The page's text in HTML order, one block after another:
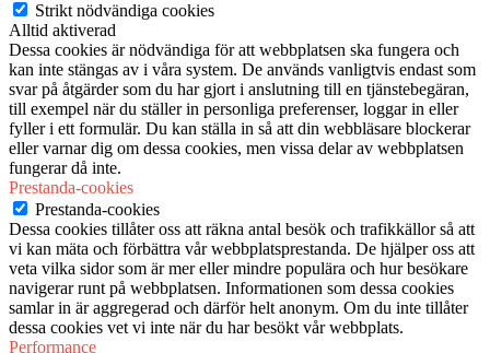
Strikt nödvändiga cookies
Alltid aktiverad
Dessa cookies är nödvändiga för att webbplatsen ska fungera och
kan inte stängas av i våra system. De används vanligtvis endast som
svar på åtgärder som du har gjort i anslutning till en tjänstebegäran,
till exempel när du ställer in personliga preferenser, loggar in eller
fyller i ett formulär. Du kan ställa in så att din webbläsare blockerar
eller varnar dig om dessa cookies, men vissa delar av webbplatsen
fungerar då inte.
Prestanda-cookies
Prestanda-cookies
Dessa cookies tillåter oss att räkna antal besök och trafikkällor så att
vi kan mäta och förbättra vår webbplatsprestanda. De hjälper oss att
veta vilka sidor som är mer eller mindre populära och hur besökare
navigerar runt på webbplatsen. Informationen som dessa cookies
samlar in är aggregerad och därför helt anonym. Om du inte tillåter
dessa cookies vet vi inte när du har besökt vår webbplats.
Performance